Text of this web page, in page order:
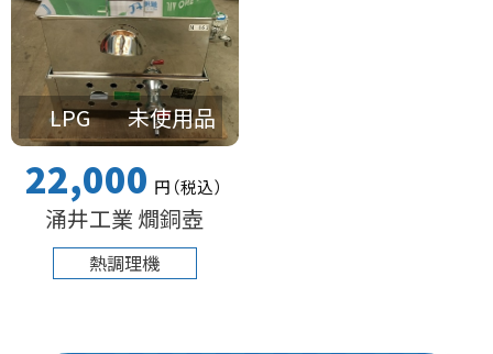
未使用品
LPG
22,000 円（税込）
涌井工業 燗銅壺
熱調理機